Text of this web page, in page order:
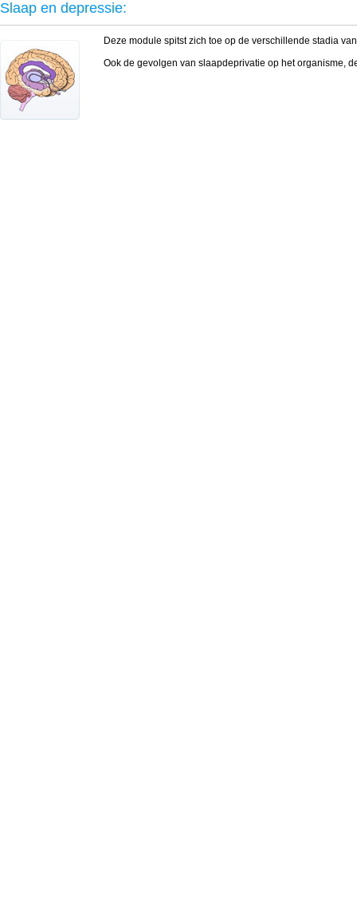
Slaap en depressie:
Deze module spitst zich toe op de verschillende stadia
Ook de gevolgen van slaapdeprivatie op het organisme,